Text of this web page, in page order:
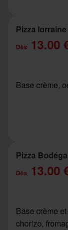
Pizza lorraine
Dès 13.00
Base crème,
Pizza Bodéga
Dès 13.00
Base crème
chorizo,